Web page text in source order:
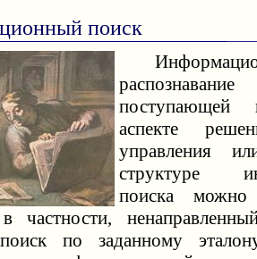
поиск
поступающей
аспекте
управления
структуре
поиска
частности,
по заданному